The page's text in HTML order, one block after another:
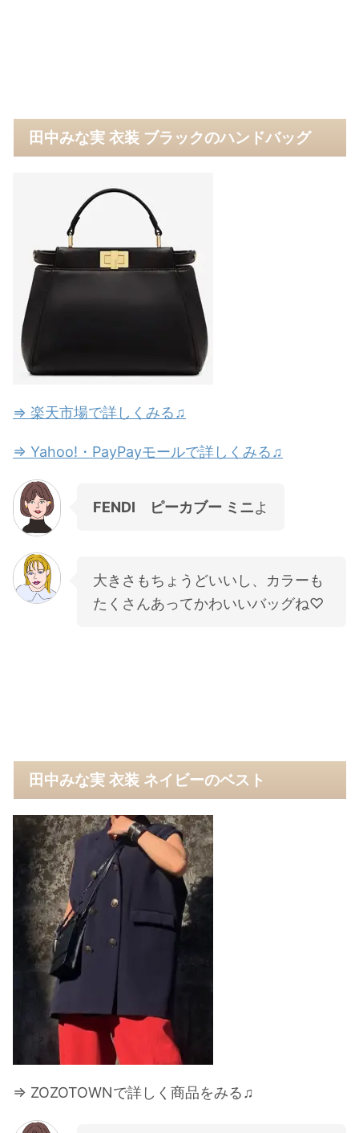
田中みな実 衣装 ブラックのハンドバッグ
⇒ 楽天市場で詳しくみる♫
⇒ Yahoo!・PayPayモールで詳しくみる♫
FENDI ピーカブー ミニよ
大きさもちょうどいいし、カラーも
たくさんあってかわいいバッグね♡
田中みな実 衣装 ネイビーのベスト
⇒ ZOZOTOWNで詳しく商品をみる♫